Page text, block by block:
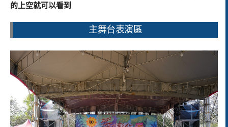
的上空就可以看到
主舞台表演區